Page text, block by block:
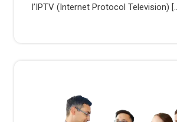
l’IPTV (Internet Protocol Television)